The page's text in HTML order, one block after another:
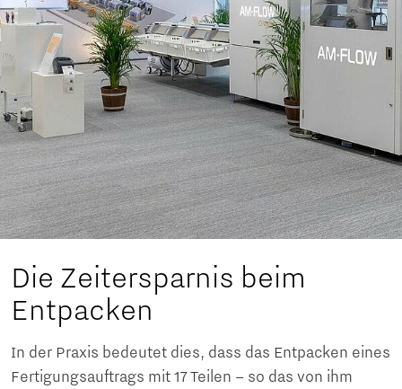
Die Zeitersparnis beim
Entpacken
In der Praxis bedeutet dies, dass das Entpacken eines
Fertigungsauftrags mit 17 Teilen – so das von ihm